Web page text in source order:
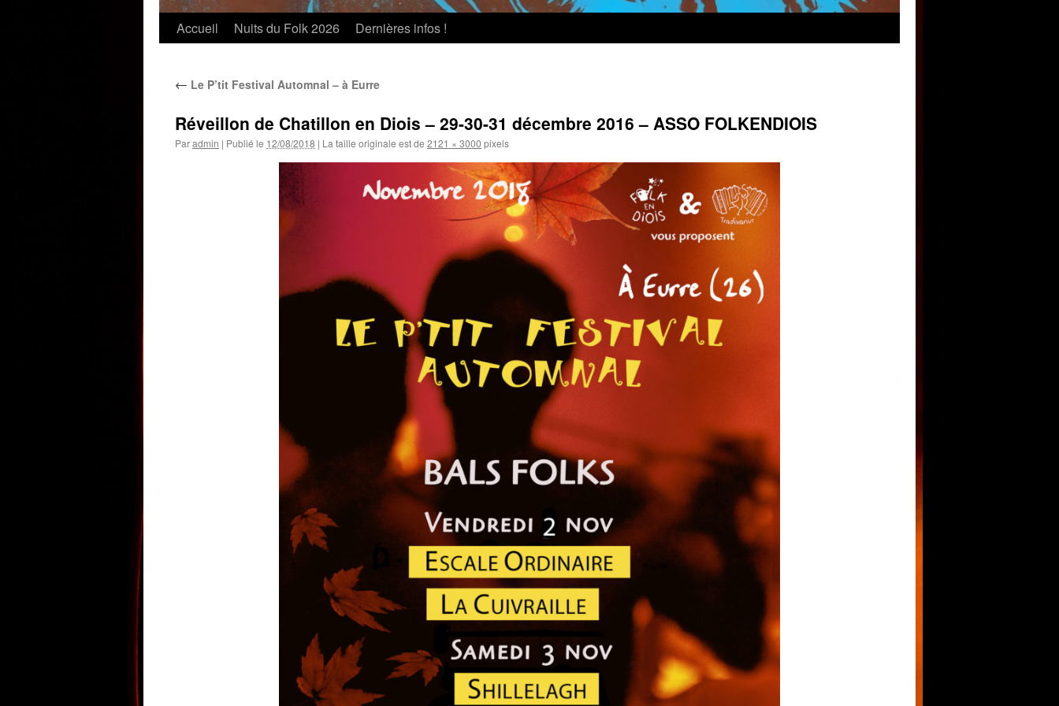
Accueil Nuits du Folk 2026 Dernières infos !
← Le P’tit Festival Automnal – à Eurre
Réveillon de Chatillon en Diois – 29-30-31 décembre 2016 – ASSO FOLKENDIOIS
Paradmin | Publié le 12/08/2018 | La taille originale est de 2121 × 3000 pixels